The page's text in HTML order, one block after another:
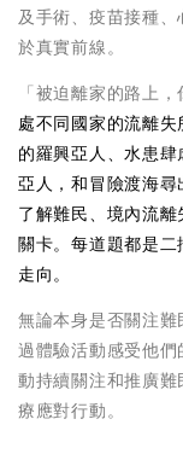
及手術、疫苗接種
於真實前線。
「被迫離家的路上
處不同國家的流離
的羅興亞人、水患
亞人，和冒險渡海
了解難民、境內流
關卡。每道題都是
走向。
無論本身是否關注
過體驗活動感受他
動持續關注和推廣
療應對行動。